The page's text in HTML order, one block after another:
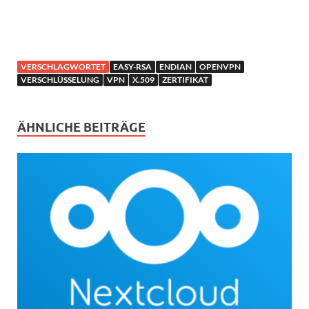
VERSCHLAGWORTET EASY-RSA ENDIAN
OPENVPN
VERSCHLÜSSELUNG
VPN X.509 ZERTIFIKAT
ÄHNLICHE BEITRÄGE